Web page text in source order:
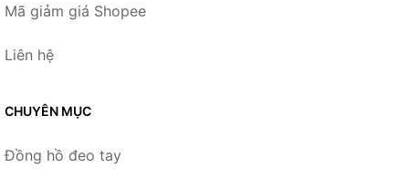
Mã giảm giá Shopee
Liên hệ
CHUYÊN MỤC
Đồng hồ đeo tay